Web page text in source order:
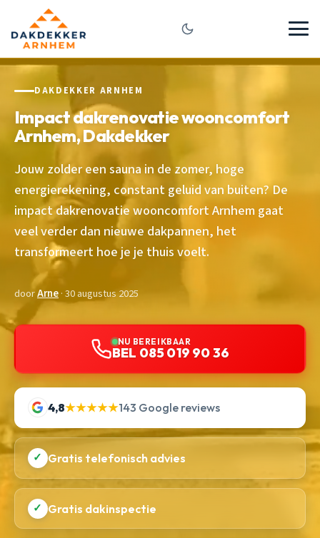
DAKDEKKER ARNHEM
Impact dakrenovatie wooncomfort
Arnhem, Dakdekker
Jouw zolder een sauna in de zomer, hoge
energierekening, constant geluid van buiten? De
impact dakrenovatie wooncomfort Arnhem gaat
veel verder dan nieuwe dakpannen, het
transformeert hoe je je thuis voelt.
doorArne· 30 augustus 2025
NU BEREIKBAAR
BEL 085 019 90 36
4,8★★★★★143 Google reviews
✓ Gratis telefonisch advies
✓ Gratis dakinspectie